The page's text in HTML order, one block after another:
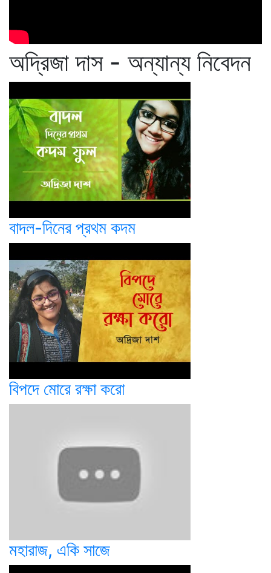
অদ্রিজা দাস - অন্যান্য নিবেদন
বাদল-দিনের প্রথম কদম
বিপদে মোরে রক্ষা করো
মহারাজ, একি সাজে